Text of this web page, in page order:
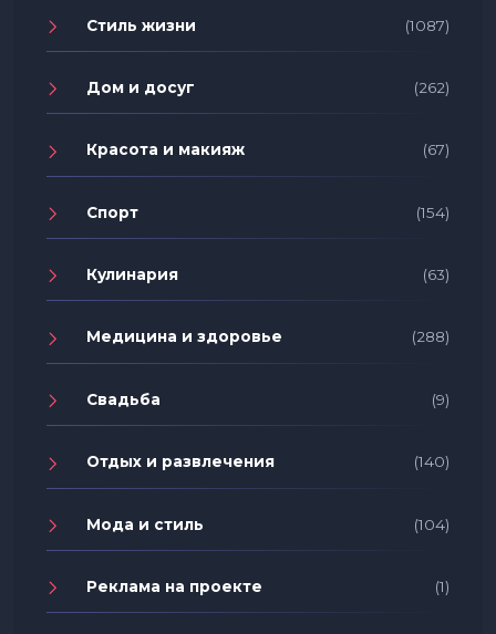
Стиль жизни (1087)
Дом и досуг (262)
Красота и макияж (67)
Спорт (154)
Кулинария (63)
Медицина и здоровье (288)
Свадьба (9)
Отдых и развлечения (140)
Мода и стиль (104)
Реклама на проекте (1)